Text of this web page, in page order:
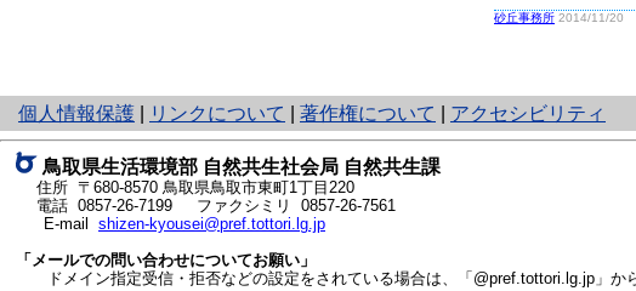
砂丘事務所 2014/11/20
個人情報保護
と
り
ネ
ッ
ト
へ
の
リンクについて 著作権について アクセシビリティ
鳥取県生活環境部 自然共生社会局 自然共生課
住所 〒680-8570 鳥取県鳥取市東町1丁目220
電話 0857-26-7199
ファクシミリ 0857-26-7561
E-mail shizen-kyousei@pref.tottori.lg.jp
「メールでの問い合わせについてお願い」
ドメイン指定受信・拒否などの設定をされている場合は、「@pref.tottori.lg.jp」から